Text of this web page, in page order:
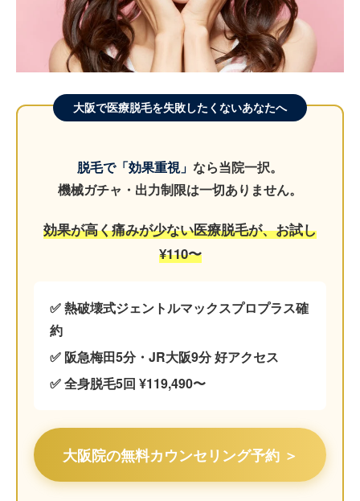
大阪で医療脱毛を失敗したくないあなたへ
脱毛で「効果重視」 なら当院一択。
機械ガチャ・出力制限は一切ありません。
効果が高く痛みが少ない医療脱毛が、お試し
¥110〜
✅ 熱破壊式ジェントルマックスプロプラス確
約
✅ 阪急梅田5分・JR大阪9分 好アクセス
✅ 全身脱毛5回 ¥119,490〜
大阪院の無料カウンセリング予約 ＞